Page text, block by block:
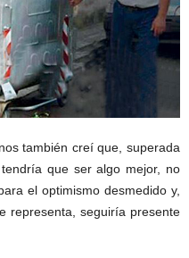
también creí que, superada
que ser algo mejor, no
el optimismo desmedido y,
representa, seguiría presente